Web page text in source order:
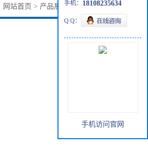
网站首页 > 产品展厅 >101233-12-9
手机： 18108235634
Q Q：
手机访问官网